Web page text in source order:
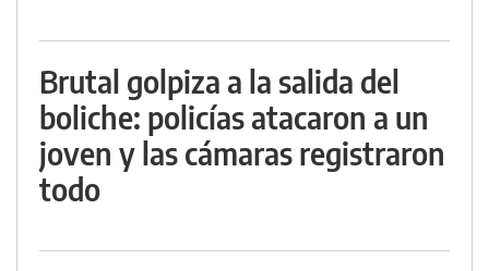
Brutal golpiza a la salida del
boliche: policías atacaron a un
joven y las cámaras registraron
todo